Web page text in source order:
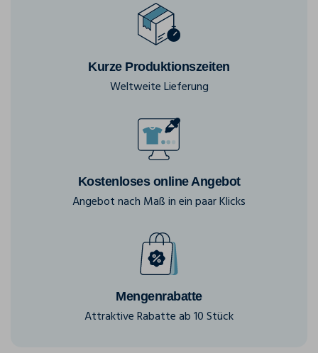
Kurze Produktionszeiten
Weltweite Lieferung
Kostenloses online Angebot
Angebot nach Maß in ein paar Klicks
Mengenrabatte
Attraktive Rabatte ab 10 Stück